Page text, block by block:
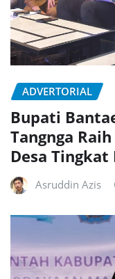
ADVERTORIAL
Bupati
Tangnga
Desa Tingkat
Asruddin Azis